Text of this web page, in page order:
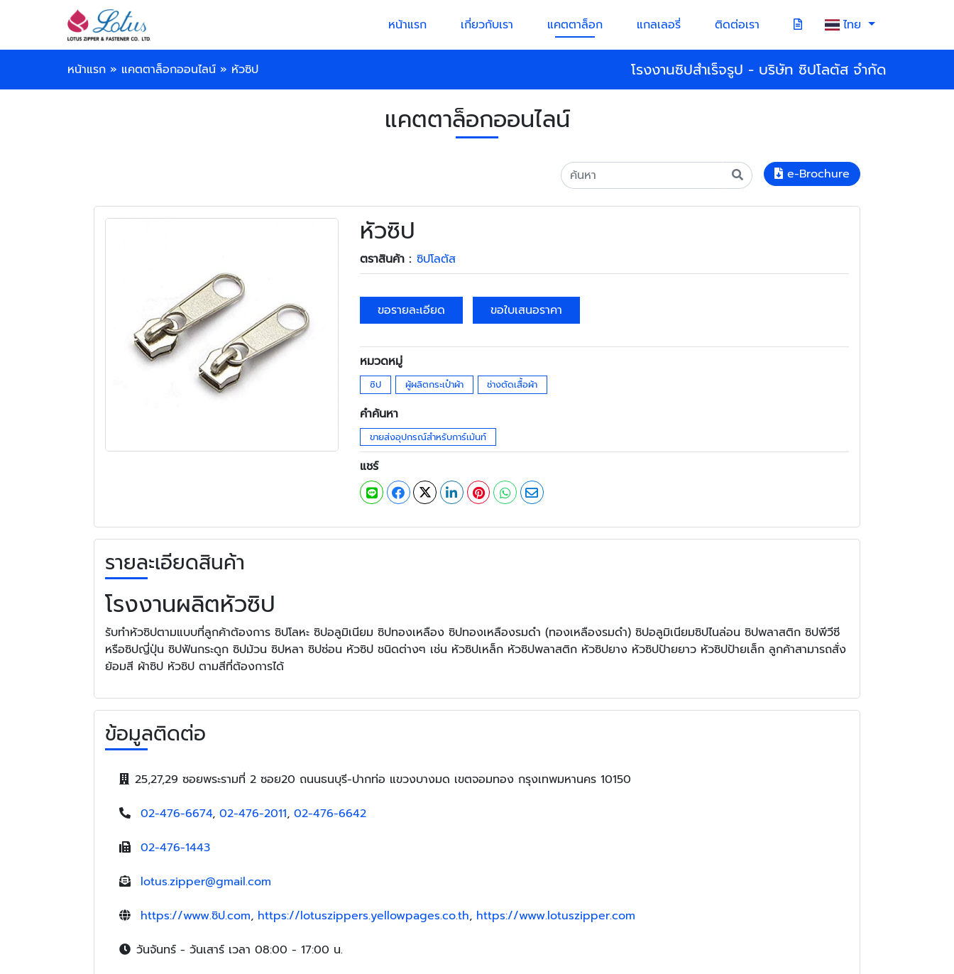
หน้าแรก เกี่ยวกับเรา แคตตาล็อก แกลเลอรี่ ติดต่อเรา ไทย
หน้าแรก » แคตตาล็อกออนไลน์ » หัวซิป โรงงานซิปสำเร็จรูป - บริษัท ซิปโลตัส จำกัด
แคตตาล็อกออนไลน์
e-Brochure
หัวซิป
ตราสินค้า : ซิปโลตัส
ขอรายละเอียด ขอใบเสนอราคา
หมวดหมู่
ซิป ผู้ผลิตกระเป๋าผ้า ช่างตัดเสื้อผ้า
คำค้นหา
ขายส่งอุปกรณ์สำหรับการ์เม้นท์
แชร์
รายละเอียดสินค้า
โรงงานผลิตหัวซิป
รับทำหัวซิปตามแบบที่ลูกค้าต้องการ ซิปโลหะ ซิปอลูมิเนียม ซิปทองเหลือง ซิปทองเหลืองรมดำ (ทองเหลืองรมดำ) ซิปอลูมิเนียมซิปไนล่อน ซิปพลาสติก ซิปพีวีซี
หรือซิปญี่ปุ่น ซิปฟันกระดูก ซิปม้วน ซิปหลา ซิปซ่อน หัวซิป ชนิดต่างๆ เช่น หัวซิปเหล็ก หัวซิปพลาสติก หัวซิปยาง หัวซิปป้ายยาว หัวซิปป้ายเล็ก ลูกค้าสามารถสั่ง
ย้อมสี ผ้าซิป หัวซิป ตามสีที่ต้องการได้
ข้อมูลติดต่อ
25,27,29 ซอยพระรามที่ 2 ซอย20 ถนนธนบุรี-ปากท่อ แขวงบางมด เขตจอมทอง กรุงเทพมหานคร 10150
02-476-6674, 02-476-2011, 02-476-6642
02-476-1443
lotus.zipper@gmail.com
https://www.ซิป.com, https://lotuszippers.yellowpages.co.th, https://www.lotuszipper.com
วันจันทร์ - วันเสาร์ เวลา 08:00 - 17:00 น.